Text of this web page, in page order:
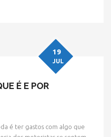
É E POR
19
JUL
é ter gastos com algo que